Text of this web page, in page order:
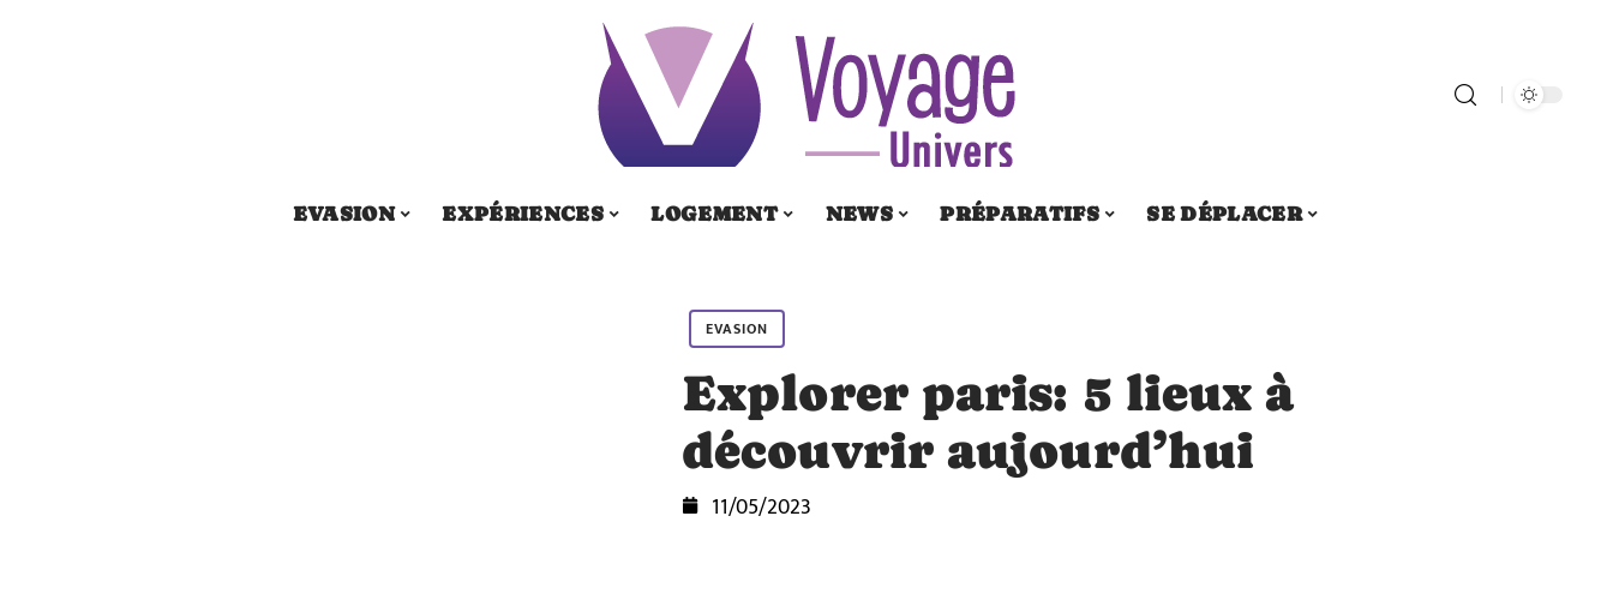
EVASION EXPÉRIENCES LOGEMENT NEWS PRÉPARATIFS SE DÉPLACER
EVASION
Explorer paris: 5 lieux à
découvrir aujourd’hui
11/05/2023